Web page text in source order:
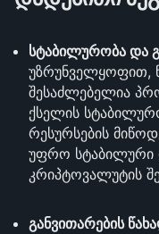
სტაბილურობა და
უზრუნველყოფით,
შესაძლებელია
ქსელის
რესურსების
უფრო სტაბილური
კრიპტოვალუტის
განვითარების